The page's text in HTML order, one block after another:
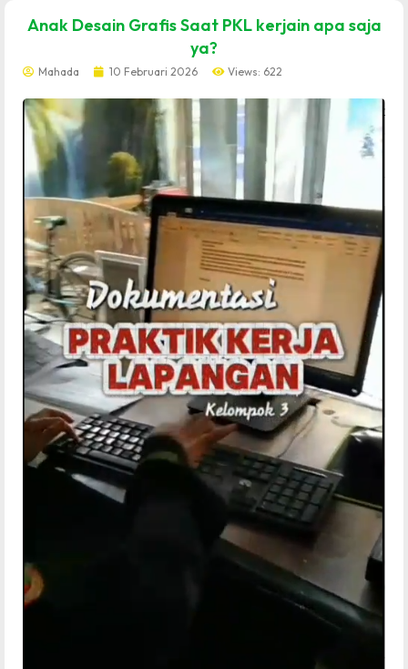
Anak Desain Grafis Saat PKL kerjain apa saja
ya?
Mahada 10 Februari 2026 Views: 622